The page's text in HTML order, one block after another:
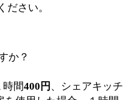
ださい。
か？
間400円 、シェアキッチ